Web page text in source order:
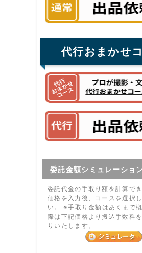
代行おまかせ
委託金額シミュレーション
委託代金の手取り額を計算で
価格を入力後、コースを選択
い。 ※手取り金額はあくまで
際は下記価格より振込手数料
りいたします。